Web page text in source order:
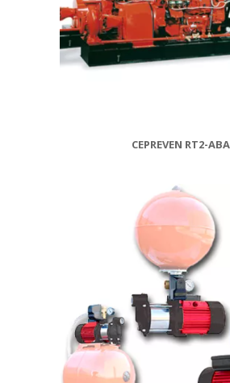
CEPREVEN RT2-ABA